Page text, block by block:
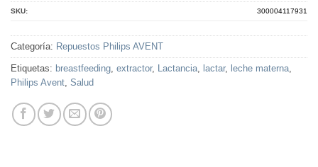
SKU: 300004117931
Categoría: Repuestos Philips AVENT
Etiquetas: breastfeeding extractor, Lactancia lactar, leche materna
Philips Avent Salud